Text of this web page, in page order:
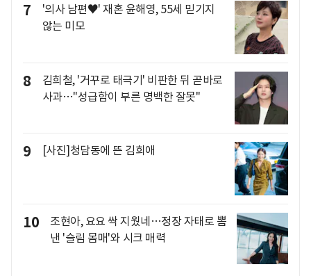
7
'의사 남편♥' 재혼 윤해영, 55세 믿기지
않는 미모
8
김희철, '거꾸로 태극기' 비판한 뒤 곧바로
사과…"성급함이 부른 명백한 잘못"
9 [사진]청담동에 뜬 김희애
10
조현아, 요요 싹 지웠네…정장 자태로 뽐
낸 '슬림 몸매'와 시크 매력